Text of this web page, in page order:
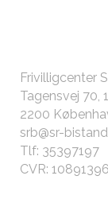
Frivilligcenter
Tagensvej 70,
2200
srb@sr-
Tlf: 35397197
CVR: 10891396